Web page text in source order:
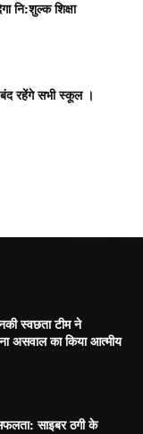
नि:शुल्क शिक्षा
रहेंगे सभी स्कूल ।
स्वछता टीम ने
असवाल का किया आत्मीय
साइबर ठगी के